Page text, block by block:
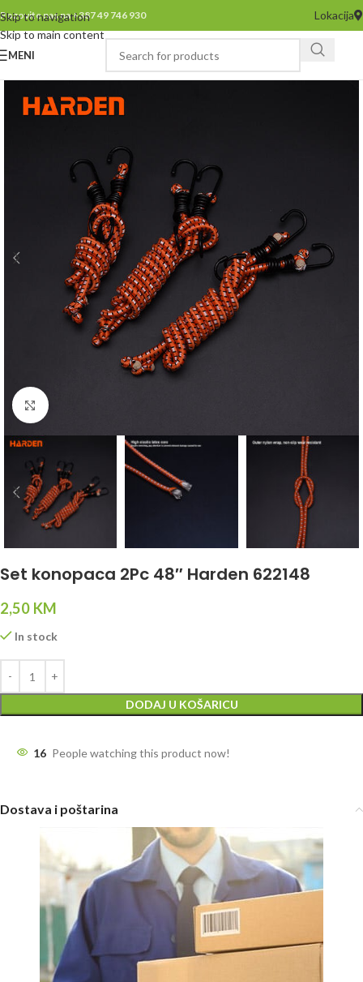
Skip to navigation
Skip to main content
Pozovite nas na +387 49 746 930 Lokacija
MENI
Click to enlarge
Set konopaca 2Pc 48″ Harden 622148
2,50 KM
In stock
DODAJ U KOŠARICU
16 People watching this product now!
Dostava i poštarina